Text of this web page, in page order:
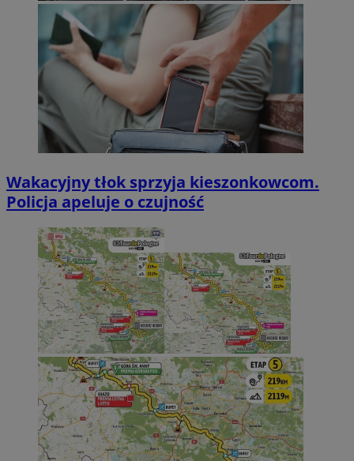
Wakacyjny tłok sprzyja kieszonkowcom.
Policja apeluje o czujność